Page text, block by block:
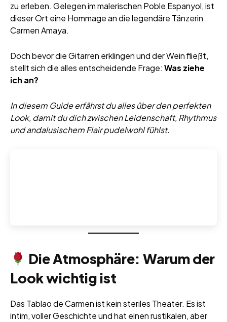
zu erleben. Gelegen im malerischen Poble Espanyol, ist
dieser Ort eine Hommage an die legendäre Tänzerin
Carmen Amaya.
Doch bevor die Gitarren erklingen und der Wein fließt,
stellt sich die alles entscheidende Frage: Was ziehe
ich an?
In diesem Guide erfährst du alles über den perfekten
Look, damit du dich zwischen Leidenschaft, Rhythmus
und andalusischem Flair pudelwohl fühlst.
Die Atmosphäre: Warum der
Look wichtig ist
Das Tablao de Carmen ist kein steriles Theater. Es ist
intim, voller Geschichte und hat einen rustikalen, aber